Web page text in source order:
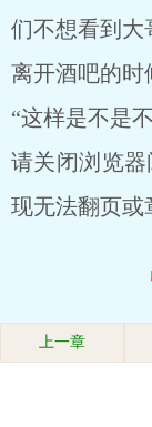
们不想看到大
离开酒吧的时
“这样是不是
请关闭浏览
现无法翻页或
上一章